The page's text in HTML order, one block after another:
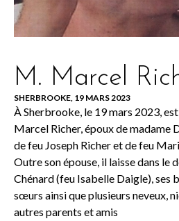
M. Marcel
SHERBROOKE, 19 MARS 2023
À Sherbrooke, le 19 mars 2023,
Marcel Richer, époux de madame
de feu Joseph Richer et de feu
Outre son épouse, il laisse dans le
Chénard (feu Isabelle Daigle), ses
sœurs ainsi que plusieurs neveux,
autres parents et amis